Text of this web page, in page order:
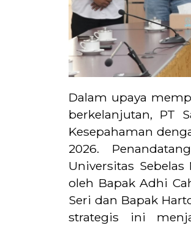
Dalam upaya
berkelanjutan, PT
Kesepahaman
2026.
Universitas
oleh Bapak Adhi
Seri dan Bapak
strategis ini